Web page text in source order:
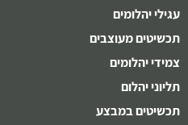
עגילי יהלומים
תכשיטים מעוצבים
צמידי יהלומים
תליוני יהלום
תכשיטים במבצע